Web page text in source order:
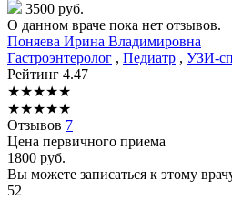
3500 руб.
О данном враче пока нет отзывов.
Поняева Ирина Владимировна
Гастроэнтеролог , Педиатр , УЗИ-
Рейтинг 4.47
★★★★★
★★★★★
Отзывов 7
Цена первичного приема
1800 руб.
Вы можете записаться к этому
52